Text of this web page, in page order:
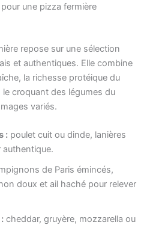
une pizza fermière
repose sur une sélection
et authentiques. Elle combine
la richesse protéique du
croquant des légumes du
variés.
: poulet cuit ou dinde, lanières
authentique.
de Paris émincés,
doux et ail haché pour relever
cheddar, gruyère, mozzarella ou